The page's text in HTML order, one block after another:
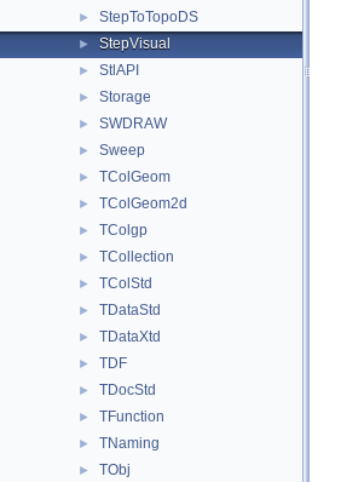
► StepToTopoDS
► StepVisual
► StlAPI
► Storage
► SWDRAW
► Sweep
► TColGeom
► TColGeom2d
► TColgp
► TCollection
► TColStd
► TDataStd
► TDataXtd
► TDF
► TDocStd
► TFunction
► TNaming
► TObj